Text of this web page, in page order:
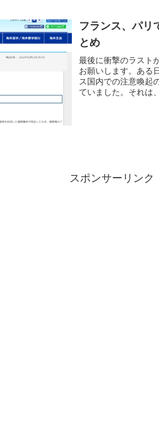
フランス、パリ
とめ
最後に衝撃のラスト
お願いします。ある
ス国内での注意喚起
ていました。それは
スポンサーリンク